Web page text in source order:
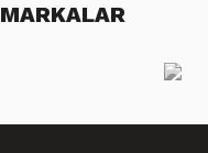
MARKALAR